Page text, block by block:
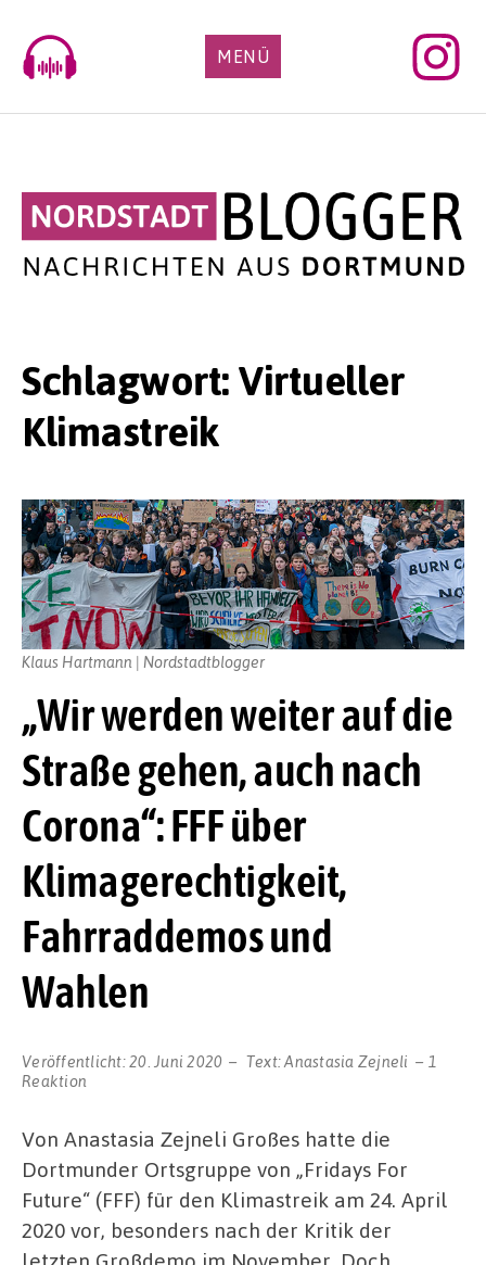
content
MENÜ
Schlagwort:Virtueller
Klimastreik
„Wir werden weiter auf die
Straße gehen, auch nach
Corona“: FFF über
Klimagerechtigkeit,
Fahrraddemos und
Wahlen
Veröffentlicht:20. Juni 2020 Text:Anastasia Zejneli
1
Reaktion
Klaus Hartmann | Nordstadtblogger
Von Anastasia Zejneli Großes hatte die
Dortmunder Ortsgruppe von „Fridays For
Future“ (FFF) für den Klimastreik am 24. April
2020 vor, besonders nach der Kritik der